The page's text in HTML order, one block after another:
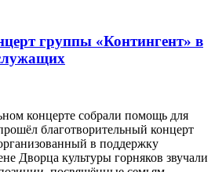
группы «Контингент» в
концерте собрали помощь для
благотворительный концерт
в поддержку
Дворца культуры горняков звучали